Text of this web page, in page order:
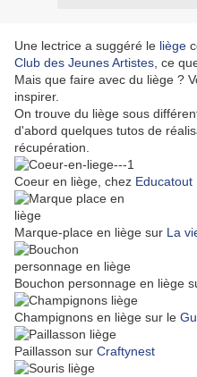
Une lectrice a suggéré le liège
Club des Jeunes Artistes , ce
Mais que faire avec du liège ?
inspirer.
On trouve du liège sous
d'abord quelques tutos de
récupération.
Coeur en liège, chez Educatout
Marque-place en liège sur La
Bouchon personnage en liège
Champignons en liège sur le
Paillasson sur Craftynest